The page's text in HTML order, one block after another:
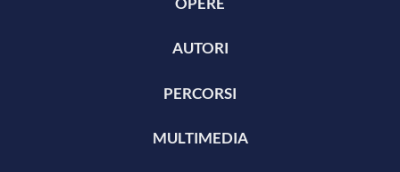
AUTORI
PERCORSI
MULTIMEDIA